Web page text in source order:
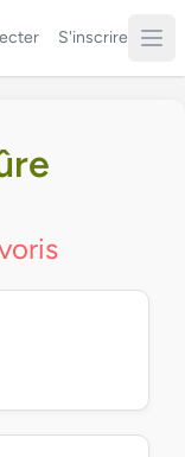
S'inscrire